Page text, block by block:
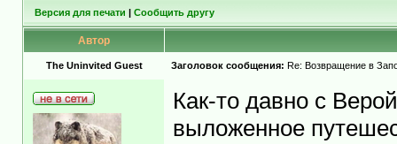
Версия для печати | Сообщить другу
Автор
The Uninvited Guest Заголовок сообщения: Re: Возвращение в
Как-то давно с
выложенное